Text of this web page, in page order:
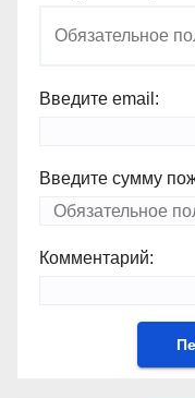
Введите email:
Введите сумму
Комментарий: